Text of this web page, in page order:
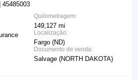
| 45485003
Quilometragem:
149,127 mi
Localização:
Fargo (ND)
Documento de venda:
Salvage (NORTH DAKOTA)